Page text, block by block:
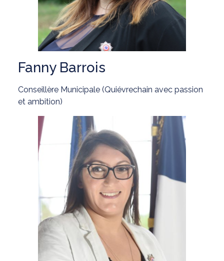
Fanny Barrois
Conseillère Municipale (Quiévrechain avec passion
et ambition)